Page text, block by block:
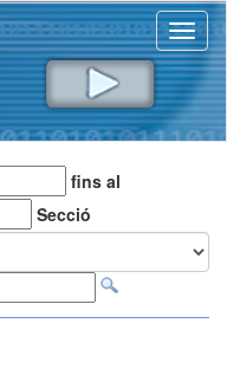
fins al
Secció